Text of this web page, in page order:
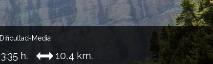
Dificultad-Media
3:35 h. 10,4 km.